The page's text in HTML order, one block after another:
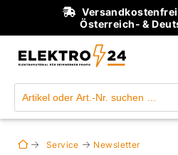
Versandkostenfrei
Österreich- &
Service Newsletter